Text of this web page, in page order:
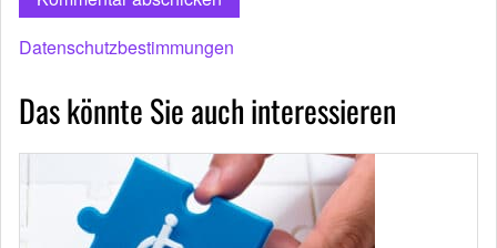
Datenschutzbestimmungen
Das könnte Sie auch interessieren